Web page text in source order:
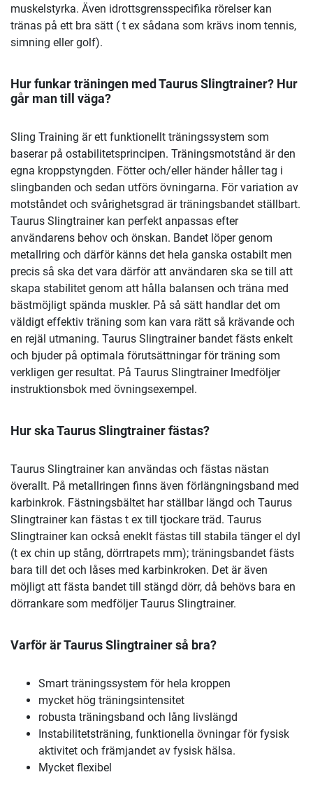
muskelstyrka. Även idrottsgrensspecifika rörelser kan
tränas på ett bra sätt ( t ex sådana som krävs inom tennis,
simning eller golf).
Hur funkar träningen med Taurus Slingtrainer? Hur
går man till väga?
Sling Training är ett funktionellt träningssystem som
baserar på ostabilitetsprincipen. Träningsmotstånd är den
egna kroppstyngden. Fötter och/eller händer håller tag i
slingbanden och sedan utförs övningarna. För variation av
motståndet och svårighetsgrad är träningsbandet ställbart.
Taurus Slingtrainer kan perfekt anpassas efter
användarens behov och önskan. Bandet löper genom
metallring och därför känns det hela ganska ostabilt men
precis så ska det vara därför att användaren ska se till att
skapa stabilitet genom att hålla balansen och träna med
bästmöjligt spända muskler. På så sätt handlar det om
väldigt effektiv träning som kan vara rätt så krävande och
en rejäl utmaning. Taurus Slingtrainer bandet fästs enkelt
och bjuder på optimala förutsättningar för träning som
verkligen ger resultat. På Taurus Slingtrainer lmedföljer
instruktionsbok med övningsexempel.
Hur ska Taurus Slingtrainer fästas?
Taurus Slingtrainer kan användas och fästas nästan
överallt. På metallringen finns även förlängningsband med
karbinkrok. Fästningsbältet har ställbar längd och Taurus
Slingtrainer kan fästas t ex till tjockare träd. Taurus
Slingtrainer kan också eneklt fästas till stabila tänger el dyl
(t ex chin up stång, dörrtrapets mm); träningsbandet fästs
bara till det och låses med karbinkroken. Det är även
möjligt att fästa bandet till stängd dörr, då behövs bara en
dörrankare som medföljer Taurus Slingtrainer.
Varför är Taurus Slingtrainer så bra?
Smart träningssystem för hela kroppen
mycket hög träningsintensitet
robusta träningsband och lång livslängd
Instabilitetsträning, funktionella övningar för fysisk
aktivitet och främjandet av fysisk hälsa.
Mycket flexibel